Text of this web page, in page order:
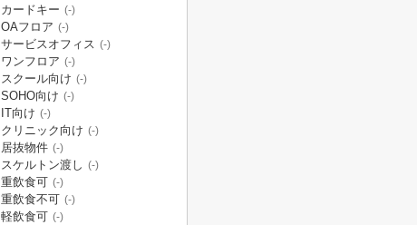
カードキー (-)
OAフロア (-)
サービスオフィス (-)
ワンフロア (-)
スクール向け (-)
SOHO向け (-)
IT向け (-)
クリニック向け (-)
居抜物件 (-)
スケルトン渡し (-)
重飲食可 (-)
重飲食不可 (-)
軽飲食可 (-)